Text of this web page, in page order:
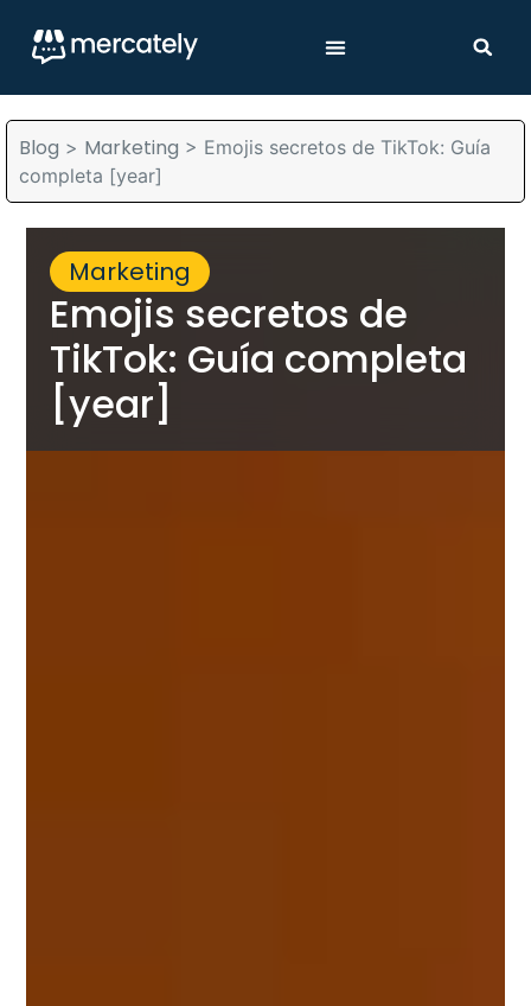
Blog > Marketing > Emojis secretos de TikTok: Guía
completa [year]
Marketing
Emojis secretos de
TikTok: Guía completa
[year]